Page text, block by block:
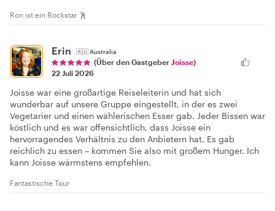
Ron ist ein Rockstar 🕺
Erin 🇦🇺Australia
(Über den Gastgeber Joisse)
22 Juli 2026
Joisse war eine großartige Reiseleiterin und hat sich
wunderbar auf unsere Gruppe eingestellt, in der es zwei
Vegetarier und einen wählerischen Esser gab. Jeder Bissen war
köstlich und es war offensichtlich, dass Joisse ein
hervorragendes Verhältnis zu den Anbietern hat. Es gab
reichlich zu essen – kommen Sie also mit großem Hunger. Ich
kann Joisse wärmstens empfehlen.
Fantastische Tour